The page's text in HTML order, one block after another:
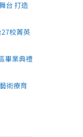
台 打造
校菁英
畢業典禮
術療育